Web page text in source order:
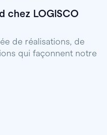
chez LOGISCO
de réalisations, de
qui façonnent notre